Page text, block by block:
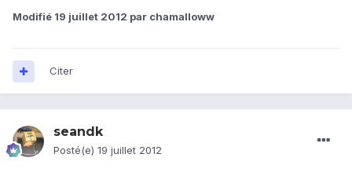
Modifié 19 juillet 2012 par chamalloww
Citer
seandk
Posté(e) 19 juillet 2012